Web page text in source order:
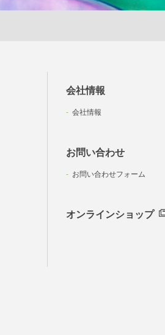
会社情報
会社情報
お問い合わせ
お問い合わせフォーム
オンラインショップ